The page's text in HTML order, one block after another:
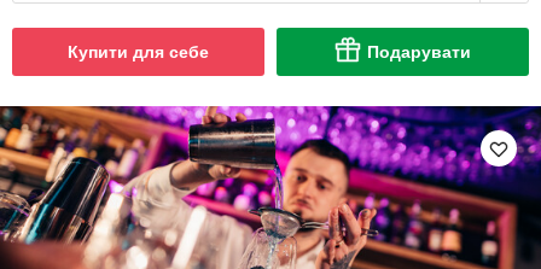
Купити для себе Подарувати